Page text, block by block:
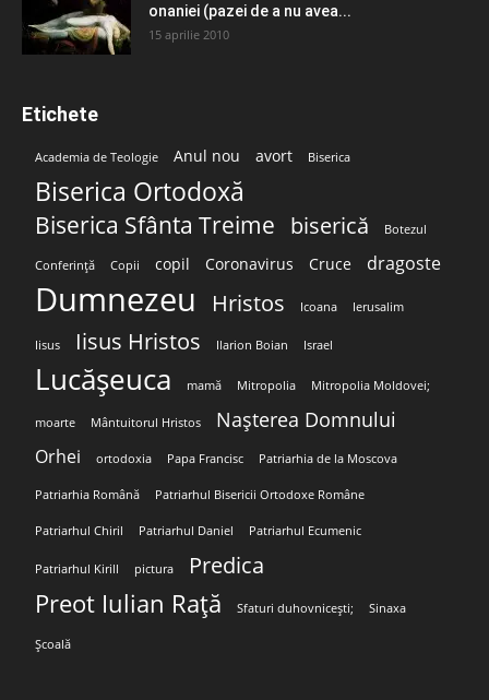
onaniei (pazei de a nu avea...
15 aprilie 2010
Etichete
Academia de Teologie Anul nou avort Biserica
Biserica Ortodoxă
Biserica Sfânta Treime biserică Botezul
Conferință Copii copil Coronavirus Cruce dragoste
Dumnezeu Hristos Icoana Ierusalim
Iisus Iisus Hristos Ilarion Boian Israel
Lucășeuca mamă Mitropolia Mitropolia Moldovei;
moarte Mântuitorul Hristos Nașterea Domnului
Orhei ortodoxia Papa Francisc Patriarhia de la Moscova
Patriarhia Română Patriarhul Bisericii Ortodoxe Române
Patriarhul Chiril Patriarhul Daniel Patriarhul Ecumenic
Patriarhul Kirill pictura Predica
Preot Iulian Rață Sfaturi duhovnicești; Sinaxa
Școală